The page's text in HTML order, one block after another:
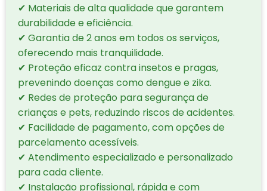
✔ Materiais de alta qualidade que garantem
durabilidade e eficiência.
✔ Garantia de 2 anos em todos os serviços,
oferecendo mais tranquilidade.
✔ Proteção eficaz contra insetos e pragas,
prevenindo doenças como dengue e zika.
✔ Redes de proteção para segurança de
crianças e pets, reduzindo riscos de acidentes.
✔ Facilidade de pagamento, com opções de
parcelamento acessíveis.
✔ Atendimento especializado e personalizado
para cada cliente.
✔ Instalação profissional, rápida e com